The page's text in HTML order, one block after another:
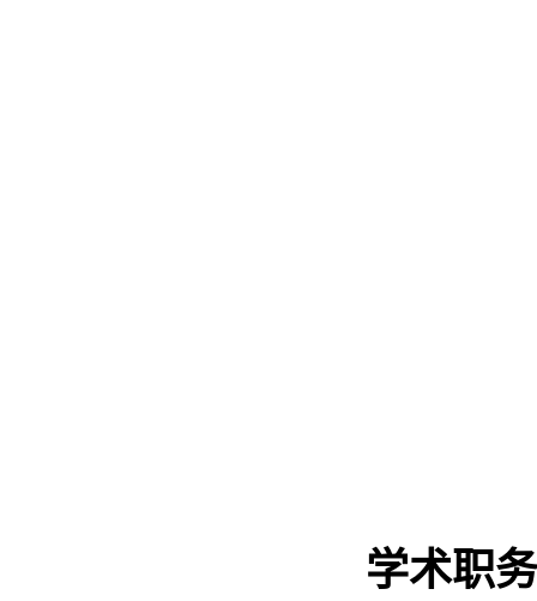
学术职